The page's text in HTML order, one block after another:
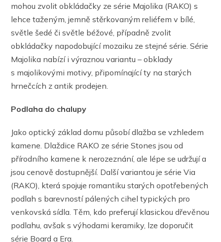
mohou zvolit obkládačky ze série Majolika (RAKO) s
lehce taženým, jemně stěrkovaným reliéfem v bílé,
světle šedé či světle béžové, případně zvolit
obkládačky napodobující mozaiku ze stejné série. Série
Majolika nabízí i výraznou variantu – obklady
s majolikovými motivy, připomínající ty na starých
hrnečcích z antik prodejen.
Podlaha do chalupy
Jako optický základ domu působí dlažba se vzhledem
kamene. Dlaždice RAKO ze série Stones jsou od
přírodního kamene k nerozeznání, ale lépe se udržují a
jsou cenově dostupnější. Další variantou je série Via
(RAKO), která spojuje romantiku starých opotřebených
podlah s barevností pálených cihel typických pro
venkovská sídla. Těm, kdo preferují klasickou dřevěnou
podlahu, avšak s výhodami keramiky, lze doporučit
série Board a Era.